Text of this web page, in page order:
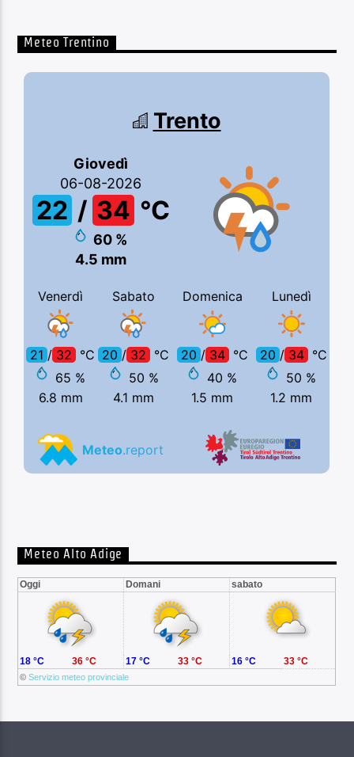
Meteo Trentino
Meteo Alto Adige
Oggi Domani sabato
©Servizio meteo provinciale
18 °C 36 °C 17 °C 33 °C 16 °C 33 °C